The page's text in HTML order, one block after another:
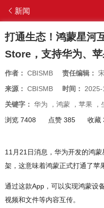
新闻
打通生态！鸿蒙星河
Store，支持华为、
作者： CBISMB 责任编辑：
来源： CBISMB 时间：
关键字： 华为 ， 鸿蒙 ， 苹果 ，
浏览 7408
点赞 385 收藏
11月21日消息，华为开发的鸿
架，这意味着鸿蒙正式打通了苹
通过这款App，可以实现鸿蒙设
视频和文件等内容互传。